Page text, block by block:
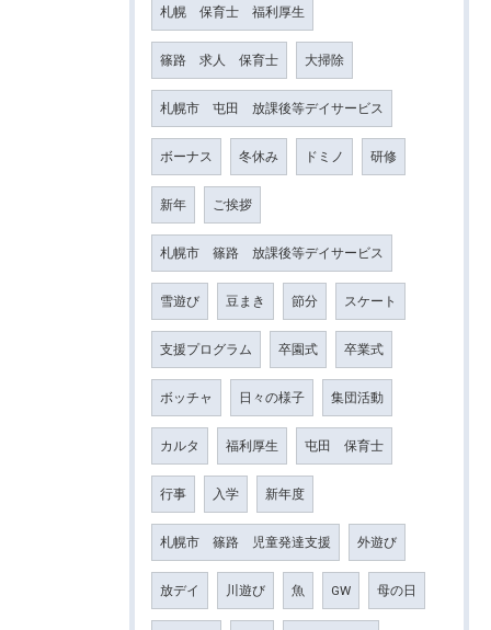
札幌 保育士 福利厚生
篠路 求人 保育士 大掃除
札幌市 屯田 放課後等デイサービス
ボーナス 冬休み ドミノ 研修
新年 ご挨拶
札幌市 篠路 放課後等デイサービス
雪遊び 豆まき 節分 スケート
支援プログラム 卒園式 卒業式
ボッチャ 日々の様子 集団活動
カルタ 福利厚生 屯田 保育士
行事 入学 新年度
札幌市 篠路 児童発達支援 外遊び
放デイ 川遊び 魚 GW 母の日